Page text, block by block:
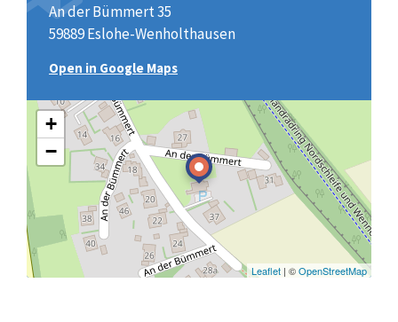
An der Bümmert 35
59889 Eslohe-Wenholthausen
Open in Google Maps
+
−
Leaflet | ©OpenStreetMap